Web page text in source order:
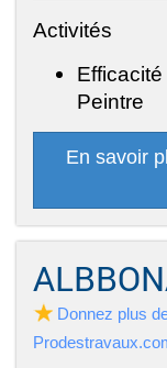
Activités
Peintre
En savoir
Donnez plus